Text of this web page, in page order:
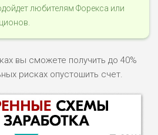
любителям Форекса или
вы сможете получить до 40%
рисках опустошить счет.